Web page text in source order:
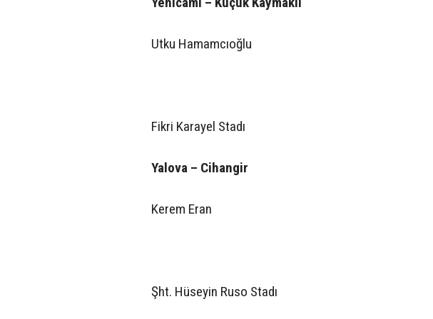
Utku Hamamcıoğlu
Fikri Karayel Stadı
Yalova – Cihangir
Kerem Eran
Şht. Hüseyin Ruso Stadı